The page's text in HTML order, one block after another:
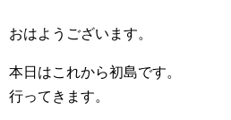
おはようございます。
本日はこれから初島です。
行ってきます。